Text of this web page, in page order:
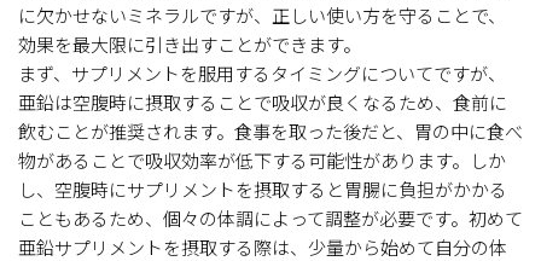
に欠かせないミネラルですが、正しい使い方を守ることで、
効果を最大限に引き出すことができます。
まず、サプリメントを服用するタイミングについてですが、
亜鉛は空腹時に摂取することで吸収が良くなるため、食前に
飲むことが推奨されます。食事を取った後だと、胃の中に食べ
物があることで吸収効率が低下する可能性があります。しか
し、空腹時にサプリメントを摂取すると胃腸に負担がかかる
こともあるため、個々の体調によって調整が必要です。初めて
亜鉛サプリメントを摂取する際は、少量から始めて自分の体